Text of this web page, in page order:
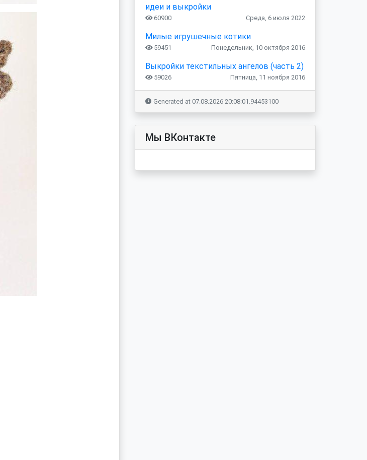
идеи и выкройки
60900 Среда, 6 июля 2022
Милые игрушечные котики
59451 Понедельник, 10 октября 2016
Выкройки текстильных ангелов (часть 2)
59026 Пятница, 11 ноября 2016
Generated at 07.08.2026 20:08:01.94453100
Мы ВКонтакте